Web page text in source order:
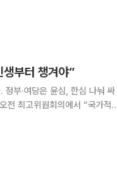
부터 챙겨야”
부·여당은 윤심, 한심 나눠 싸